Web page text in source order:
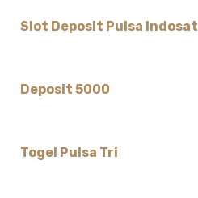
Slot Deposit Pulsa Indosat
Deposit 5000
Togel Pulsa Tri